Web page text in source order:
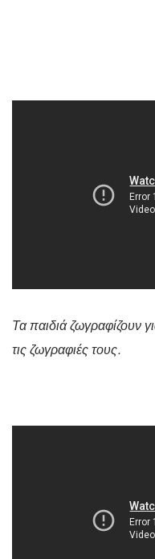
Τα παιδιά ζωγραφίζουν
τις ζωγραφιές τους.